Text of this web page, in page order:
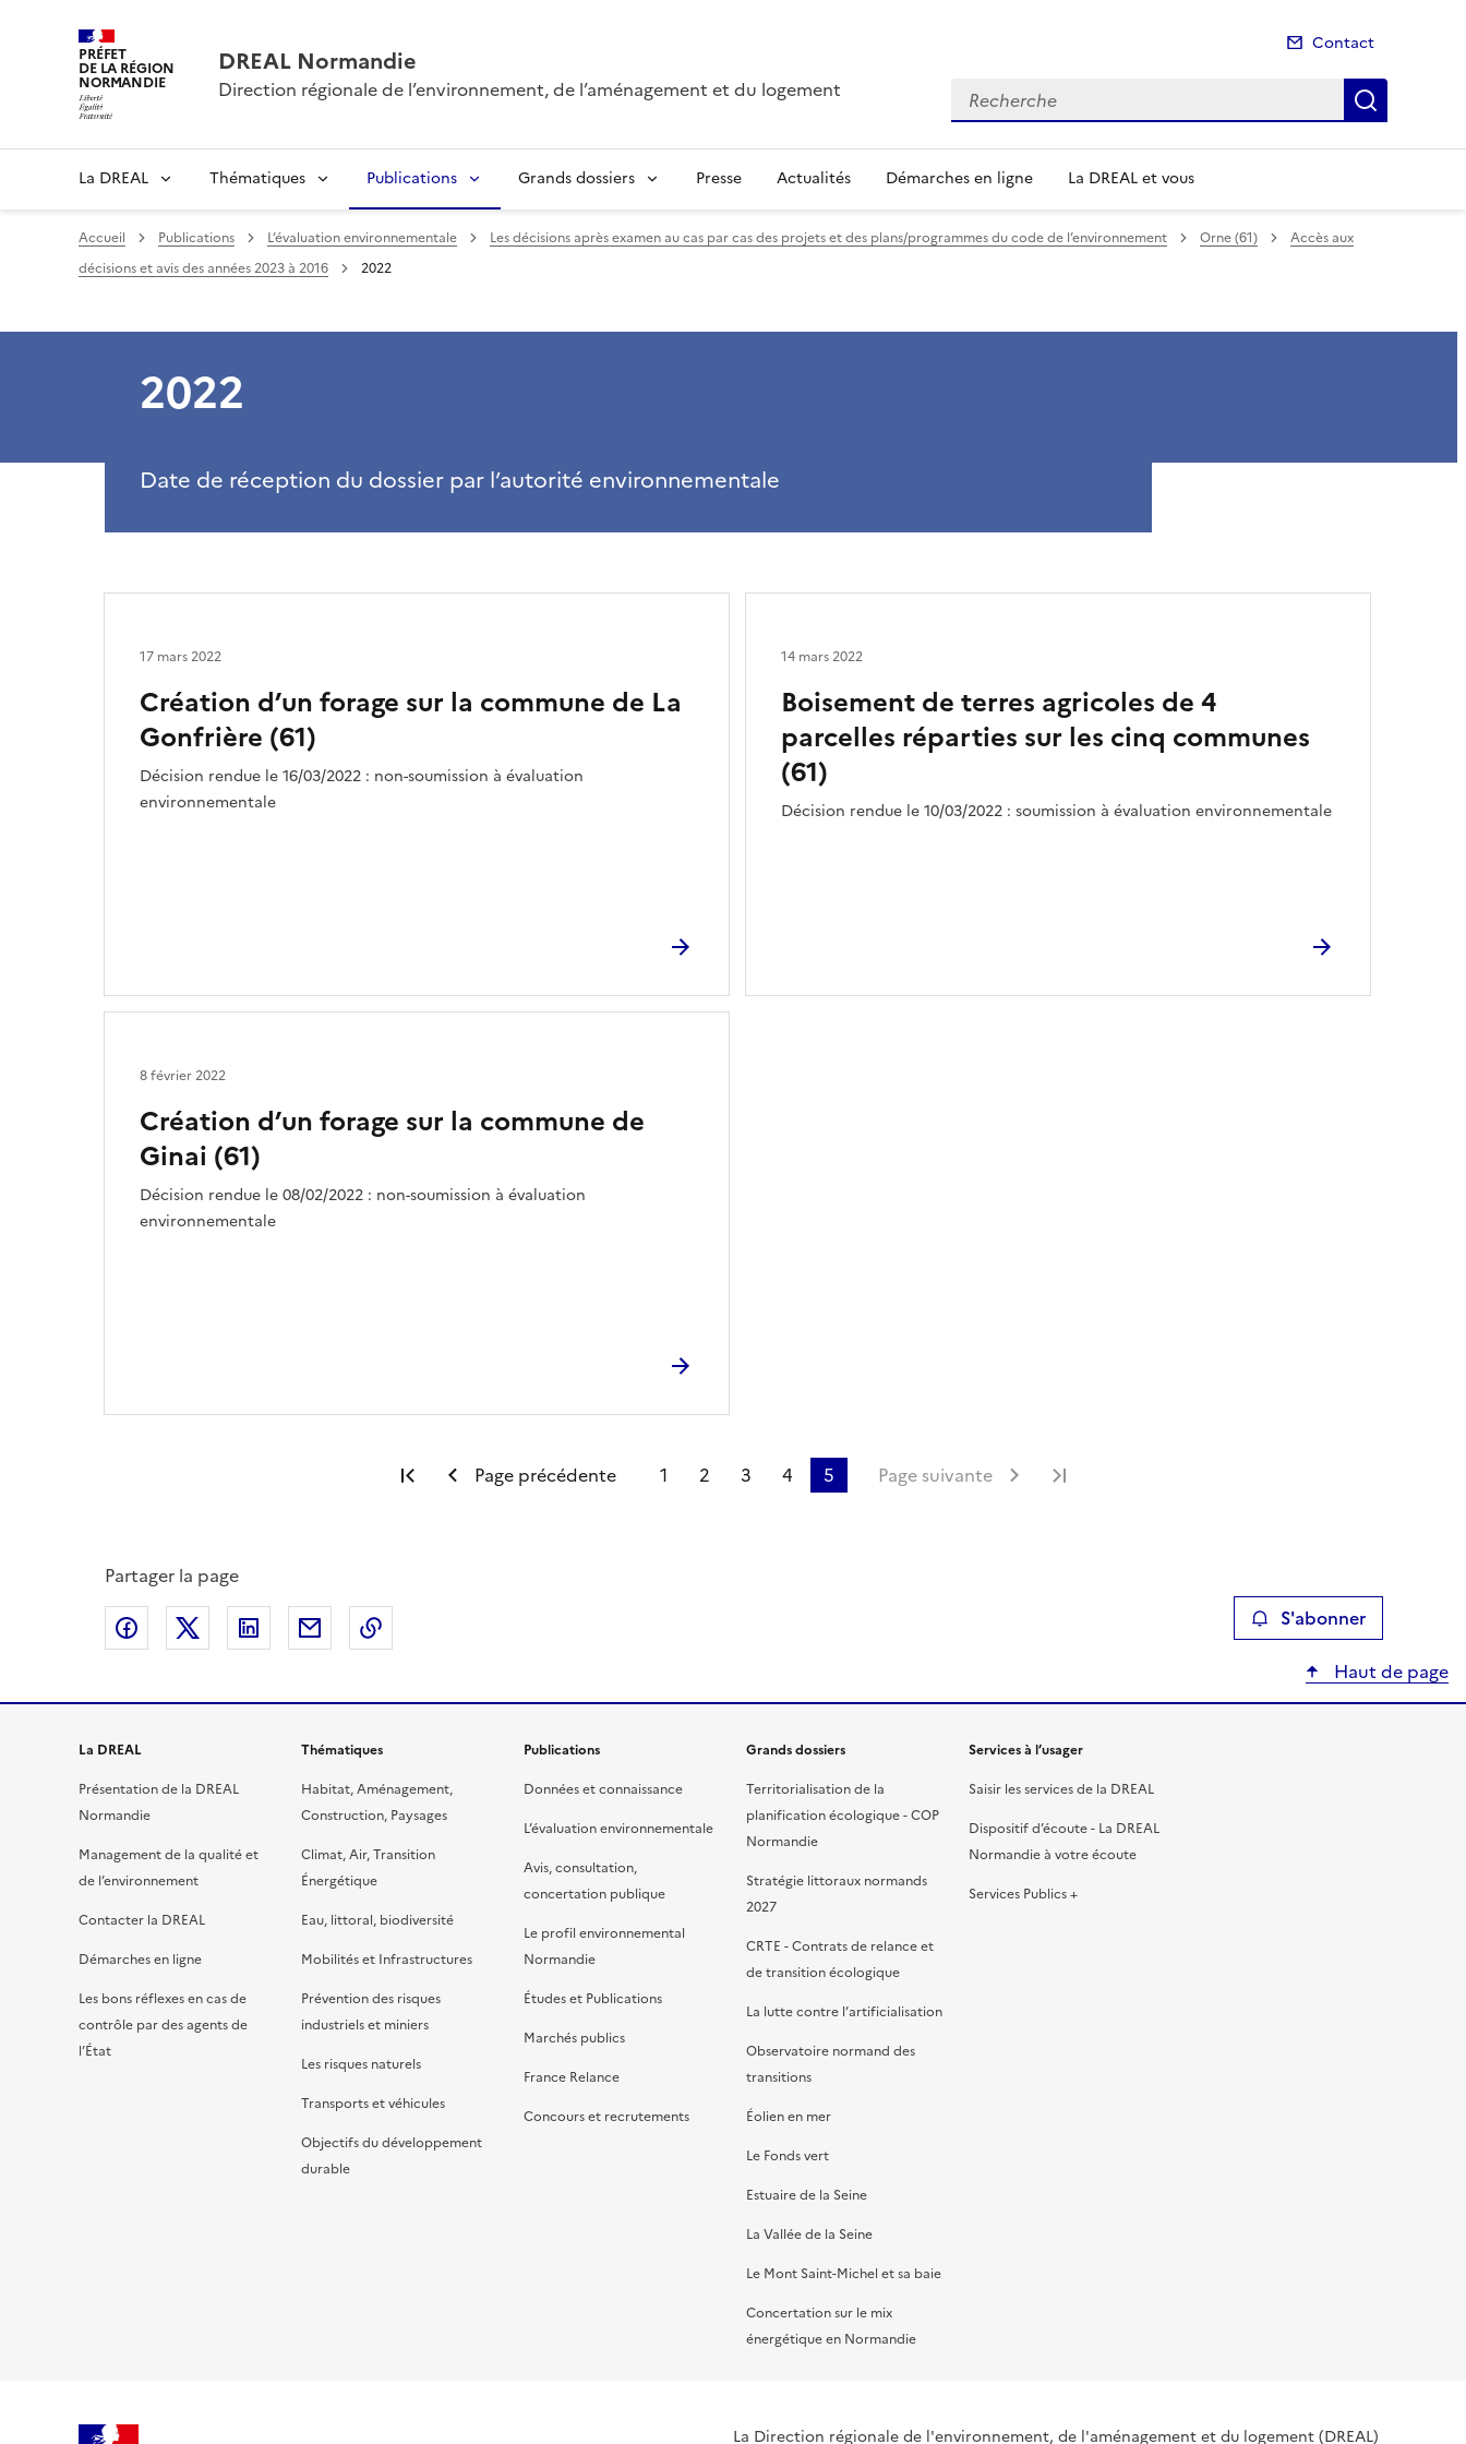
PRÉFET
DE LA RÉGION
NORMANDIE
DREAL Normandie
Direction régionale de l’environnement, de l’aménagement et du logement
Contact
Recherche
La DREAL Thématiques Publications Grands dossiers Presse Actualités Démarches en ligne La DREAL et vous
Accueil Publications L’évaluation environnementale Les décisions après examen au cas par cas des projets et des plans/programmes du code de l’environnement Orne (61)
Accès aux
décisions et avis des années 2023 à 2016
2022
2022
Date de réception du dossier par l’autorité environnementale
Création d’un forage sur la commune de La
Gonfrière (61)
Décision rendue le 16/03/2022 : non-soumission à évaluation
environnementale
17 mars 2022
Boisement de terres agricoles de 4
parcelles réparties sur les cinq communes
(61)
Décision rendue le 10/03/2022 : soumission à évaluation environnementale
14 mars 2022
Création d’un forage sur la commune de
Ginai (61)
Décision rendue le 08/02/2022 : non-soumission à évaluation
environnementale
8 février 2022
Première page
Page précédente 1 2 3 4 5 Page suivante
Partager la page
Partager sur Facebook
Partager sur XPartager sur LinkedIn
Partager par email S'abonner
Haut de page
La DREAL
Présentation de la DREAL
Normandie
Management de la qualité et
de l’environnement
Contacter la DREAL
Démarches en ligne
Les bons réflexes en cas de
contrôle par des agents de
l’État
Thématiques
Habitat, Aménagement,
Construction, Paysages
Climat, Air, Transition
Énergétique
Eau, littoral, biodiversité
Mobilités et Infrastructures
Prévention des risques
industriels et miniers
Les risques naturels
Transports et véhicules
Objectifs du développement
durable
Publications
Données et connaissance
L’évaluation environnementale
Avis, consultation,
concertation publique
Le profil environnemental
Normandie
Études et Publications
Marchés publics
France Relance
Concours et recrutements
Grands dossiers
Territorialisation de la
planification écologique - COP
Normandie
Stratégie littoraux normands
2027
CRTE - Contrats de relance et
de transition écologique
La lutte contre l’artificialisation
Observatoire normand des
transitions
Éolien en mer
Le Fonds vert
Estuaire de la Seine
La Vallée de la Seine
Le Mont Saint-Michel et sa baie
Concertation sur le mix
énergétique en Normandie
Services à l’usager
Saisir les services de la DREAL
Dispositif d’écoute - La DREAL
Normandie à votre écoute
Services Publics +
La Direction régionale de l'environnement, de l'aménagement et du logement (DREAL)